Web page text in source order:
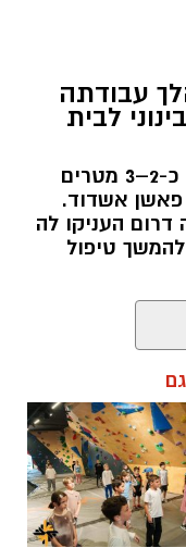
עבודתה
לבית
האישה, בת 56, נפלה מגובה של כ-2–3 מטרים
פאשן אשדוד.
דרום העניקו לה
להמשך טיפול